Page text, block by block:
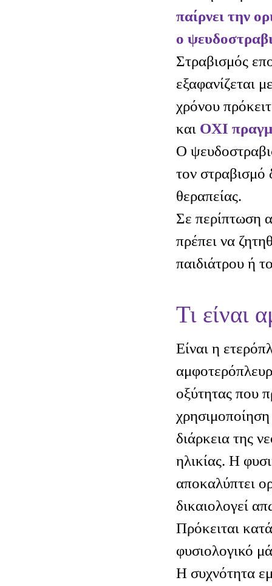
παίρνει την
ο
Στραβισμός
εξαφανίζεται
χρόνου
και ΟΧΙ
Ο
τον στραβισμό
θεραπείας.
Σε περίπτωση
πρέπει να
παιδιάτρου ή
Τι είναι
Είναι η
οξύτητας που
διάρκεια της
ηλικίας. Η
αποκαλύπτει
δικαιολογεί
Πρόκειται
φυσιολογικό
Η συχνότητα